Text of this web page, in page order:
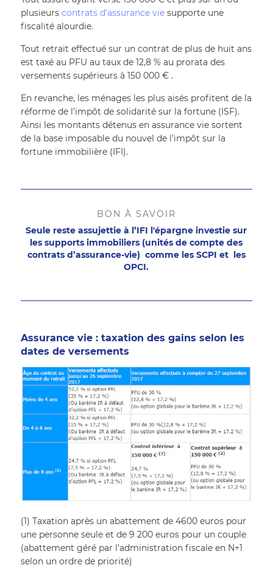
plusieurs contrats d'assurance vie supporte une
fiscalité alourdie.
Tout retrait effectué sur un contrat de plus de huit ans
est taxé au PFU au taux de 12,8 % au prorata des
versements supérieurs à 150 000 € .
En revanche, les ménages les plus aisés profitent de la
réforme de l’impôt de solidarité sur la fortune (ISF).
Ainsi les montants détenus en assurance vie sortent
de la base imposable du nouvel de l’impôt sur la
fortune immobilière (IFI).
BON À SAVOIR
Seule reste assujettie à l’IFI l'épargne investie sur
les supports immobiliers (unités de compte des
contrats d’assurance-vie) comme les SCPI et les
OPCI.
Assurance vie : taxation des gains selon les
dates de versements
(1) Taxation après un abattement de 4600 euros pour
une personne seule et de 9 200 euros pour un couple
(abattement géré par l’administration fiscale en N+1
selon un ordre de priorité)